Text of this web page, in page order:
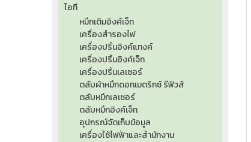
ไอที
หมึกเติมอิงค์เจ็ท
เครื่องสำรองไฟ
เครื่องปริ้นอิงค์แทงค์
เครื่องปริ้นอิงค์เจ็ท
เครื่องปริ้นเลเซอร์
ตลับผ้าหมึกดอทเมตริกซ์ รีฟิวส์
ตลับหมึกเลเซอร์
ตลับหมึกอิงค์เจ็ท
อุปกรณ์จัดเก็บข้อมูล
เครื่องใช้ไฟฟ้าและสำนักงาน